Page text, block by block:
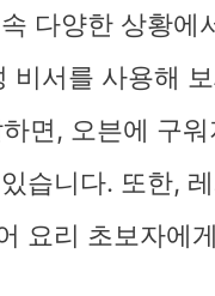
다양한 상황에
비서를 사용해
면, 오븐에 구
습니다. 또한,
요리 초보자에